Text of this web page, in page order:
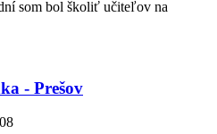
som bol školiť učiteľov na
- Prešov